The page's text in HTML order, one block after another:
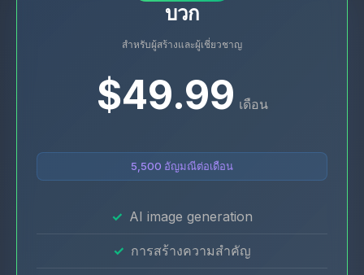
บวก
สำหรับผู้สร้างและผู้เชี่ยวชาญ
$49.99 เดือน
5,500 อัญมณีต่อเดือน
AI image generation
การสร้างความสําคัญ